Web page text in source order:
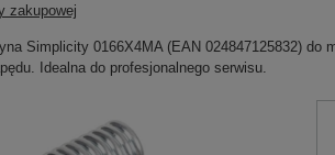
zakupowej
Simplicity 0166X4MA (EAN 024847125832) do
Idealna do profesjonalnego serwisu.